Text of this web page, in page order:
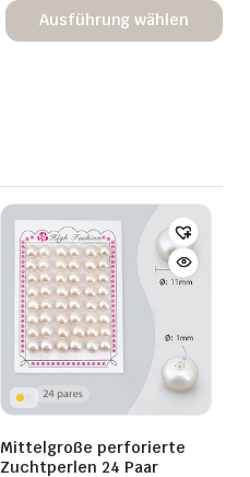
Ausführung wählen
Mittelgroße perforierte
Zuchtperlen 24 Paar